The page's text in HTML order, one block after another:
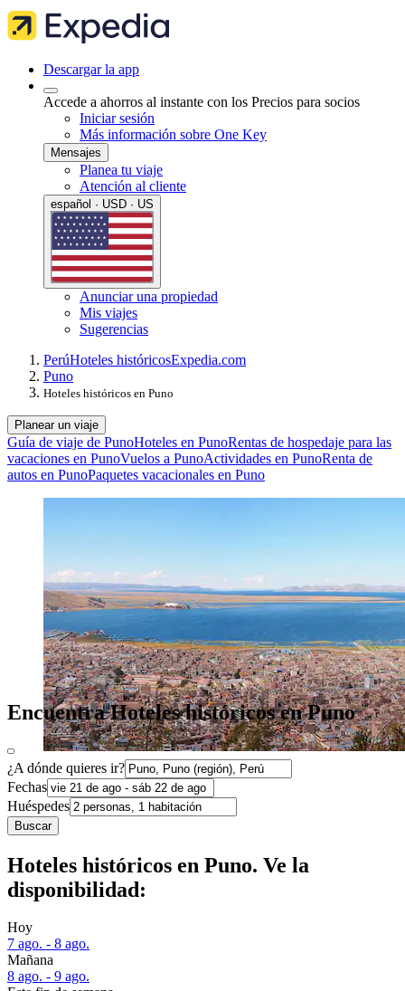
Descargar la app
Accede a ahorros al instante con los Precios para socios
Iniciar sesión
Más información sobre One Key
Mensajes
Planea tu viaje
Atención al cliente
español · USD · US
Anunciar una propiedad
Mis viajes
Sugerencias
PerúHoteles históricosExpedia.com
Puno
Hoteles históricos en Puno
Planear un viaje
Guía de viaje de PunoHoteles en PunoRentas de hospedaje para las
vacaciones en PunoVuelos a PunoActividades en PunoRenta de
autos en PunoPaquetes vacacionales en Puno
Encuentra Hoteles históricos en Puno
¿A dónde quieres ir?
Fechas
Huéspedes
Buscar
Hoteles históricos en Puno. Ve la
disponibilidad:
Hoy
7 ago. - 8 ago.
Mañana
8 ago. - 9 ago.